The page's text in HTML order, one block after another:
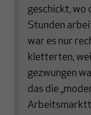
geschickt, wo
Stunden
war es nur
kletterten,
gezwungen
das die